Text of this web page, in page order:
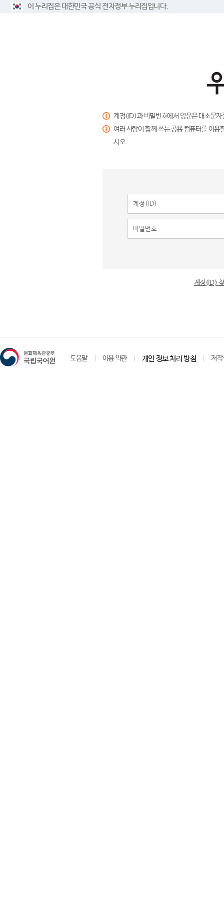
이 누리집은 대한민국 공식 전자정부 누리집입니다.
계정(ID)과 비밀번호에서 영문은 대소문
여러 사람이 함께 쓰는 공용 컴퓨터를 이
시오.
계정(ID)
도움말 이용 약관 개인 정보 처리 방침 저